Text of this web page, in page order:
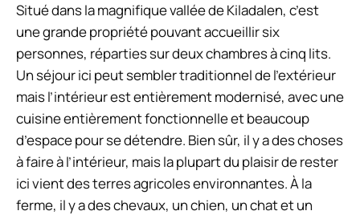
Situé dans la magnifique vallée de Kiladalen, c’est
une grande propriété pouvant accueillir six
personnes, réparties sur deux chambres à cinq lits.
Un séjour ici peut sembler traditionnel de l’extérieur
mais l’intérieur est entièrement modernisé, avec une
cuisine entièrement fonctionnelle et beaucoup
d’espace pour se détendre. Bien sûr, il y a des choses
à faire à l’intérieur, mais la plupart du plaisir de rester
ici vient des terres agricoles environnantes. À la
ferme, il y a des chevaux, un chien, un chat et un